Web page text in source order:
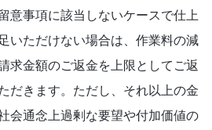
意事項に該当しないケースで仕上
いただけない場合は、作業料の減
求金額のご返金を上限としてご返
だきます。ただし、それ以上の金
会通念上過剰な要望や付加価値の